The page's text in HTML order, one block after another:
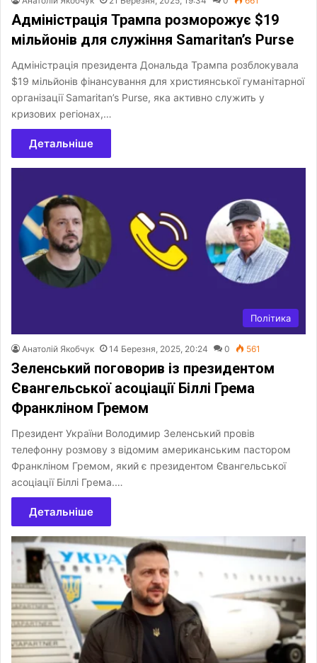
Адміністрація Трампа розморожує $19
мільйонів для служіння Samaritan’s Purse
Адміністрація президента Дональда Трампа розблокувала
$19 мільйонів фінансування для християнської гуманітарної
організації Samaritan’s Purse, яка активно служить у
кризових регіонах,…
Детальніше
Політика
Анатолій Якобчук 14 Березня, 2025, 20:24 0 561
Зеленський поговорив із президентом
Євангельської асоціації Біллі Грема
Франкліном Гремом
Президент України Володимир Зеленський провів
телефонну розмову з відомим американським пастором
Франкліном Гремом, який є президентом Євангельської
асоціації Біллі Грема.…
Детальніше